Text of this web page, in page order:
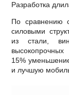
Разработка
По сравнению
силовыми
из стали,
15%
и лучшую